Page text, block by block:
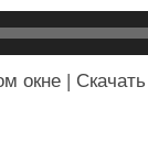
окне | Скачать